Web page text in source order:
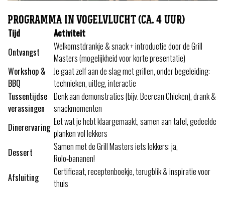
PROGRAMMA IN VOGELVLUCHT (CA. 4 UUR)
Tijd
Activiteit
Ontvangst
Welkomstdrankje & snack + introductie door de Grill
Masters (mogelijkheid voor korte presentatie)
Workshop &
BBQ
Je gaat zelf aan de slag met grillen, onder begeleiding:
technieken, uitleg, interactie
Tussentijdse
verassingen
Denk aan demonstraties (bijv. Beercan Chicken), drank &
snackmomenten
Dinerervaring Eet wat je hebt klaargemaakt, samen aan tafel, gedeelde
planken vol lekkers
Dessert
Samen met de Grill Masters iets lekkers: ja,
Rolo‑bananen!
Afsluiting
Certificaat, receptenboekje, terugblik & inspiratie voor
thuis